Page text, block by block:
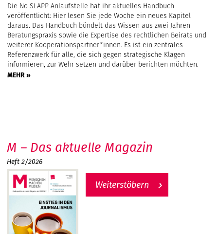
Die No SLAPP Anlaufstelle hat ihr aktuelles Handbuch
veröffentlicht: Hier lesen Sie jede Woche ein neues Kapitel
daraus. Das Handbuch bündelt das Wissen aus zwei Jahren
Beratungspraxis sowie die Expertise des rechtlichen Beirats und
weiterer Kooperationspartner*innen. Es ist ein zentrales
Referenzwerk für alle, die sich gegen strategische Klagen
informieren, zur Wehr setzen und darüber berichten möchten.
MEHR »
M – Das aktuelle Magazin
Heft 2/2026
Weiterstöbern